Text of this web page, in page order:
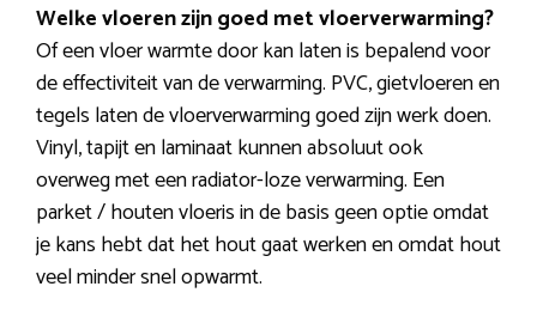
Welke vloeren zijn goed met vloerverwarming?
Of een vloer warmte door kan laten is bepalend voor
de effectiviteit van de verwarming. PVC, gietvloeren en
tegels laten de vloerverwarming goed zijn werk doen.
Vinyl, tapijt en laminaat kunnen absoluut ook
overweg met een radiator-loze verwarming. Een
parket / houten vloeris in de basis geen optie omdat
je kans hebt dat het hout gaat werken en omdat hout
veel minder snel opwarmt.